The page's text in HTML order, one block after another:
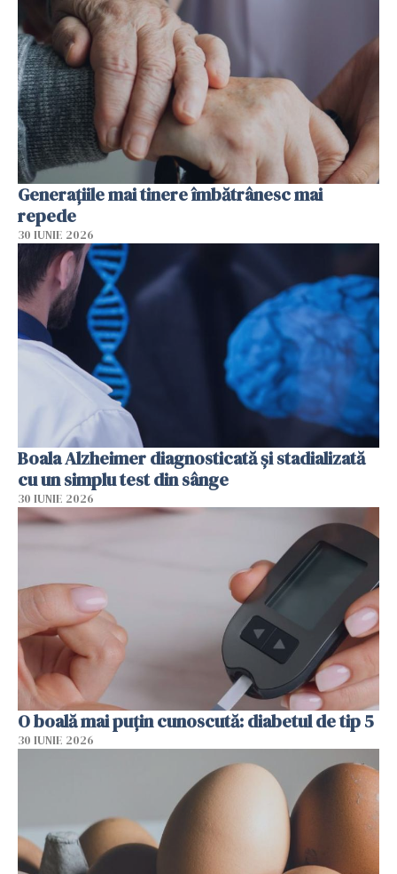
Generațiile mai tinere îmbătrânesc mai
repede
30 IUNIE 2026
Boala Alzheimer diagnosticată și stadializată
cu un simplu test din sânge
30 IUNIE 2026
O boală mai puțin cunoscută: diabetul de tip 5
30 IUNIE 2026